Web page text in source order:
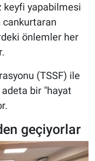
keyfi yapabilmesi
cankurtaran
önlemler her
(TSSF) ile
bir "hayat
geçiyorlar